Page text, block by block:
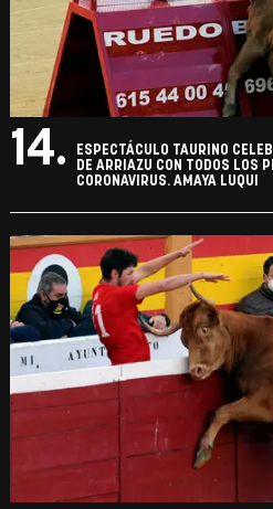
14.
ESPECTÁCULO TAURINO
DE ARRIAZU CON TODOS LOS
CORONAVIRUS. AMAYA LUQUI